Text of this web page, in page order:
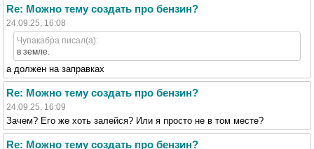
Re: Можно тему создать про бензин?
24.09.25, 16:08
Чупакабра писал(а):
в земле.
а должен на заправках
Re: Можно тему создать про бензин?
24.09.25, 16:09
Зачем? Его же хоть залейся? Или я просто не в том месте?
Re: Можно тему создать про бензин?